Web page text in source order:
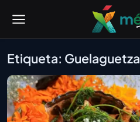
Etiqueta: Guelaguetza